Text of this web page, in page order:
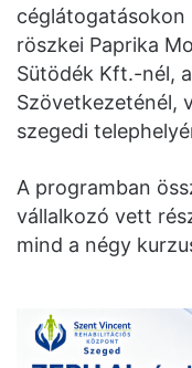
röszkei Paprika
Sütödék Kft.-nél,
Szövetkezeténél,
szegedi
A programban
vállalkozó vett
mind a négy